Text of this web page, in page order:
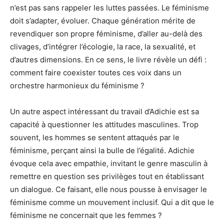
n’est pas sans rappeler les luttes passées. Le féminisme
doit s’adapter, évoluer. Chaque génération mérite de
revendiquer son propre féminisme, d’aller au-delà des
clivages, d’intégrer l’écologie, la race, la sexualité, et
d’autres dimensions. En ce sens, le livre révèle un défi :
comment faire coexister toutes ces voix dans un
orchestre harmonieux du féminisme ?
Un autre aspect intéressant du travail d’Adichie est sa
capacité à questionner les attitudes masculines. Trop
souvent, les hommes se sentent attaqués par le
féminisme, perçant ainsi la bulle de l’égalité. Adichie
évoque cela avec empathie, invitant le genre masculin à
remettre en question ses privilèges tout en établissant
un dialogue. Ce faisant, elle nous pousse à envisager le
féminisme comme un mouvement inclusif. Qui a dit que le
féminisme ne concernait que les femmes ?